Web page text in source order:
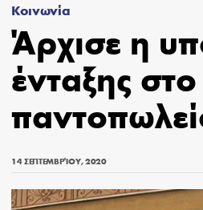
Κοινωνία
Άρχισε η
ένταξης
14 ΣΕΠΤΕΜΒΡΊΟΥ, 2020